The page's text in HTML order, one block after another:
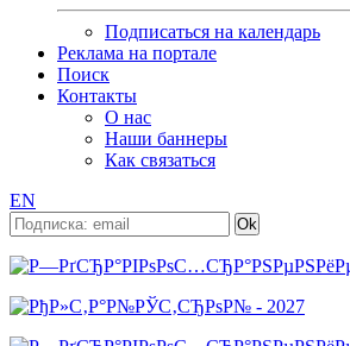
Подписаться на календарь
Реклама на портале
Поиск
Контакты
О нас
Наши баннеры
Как связаться
EN